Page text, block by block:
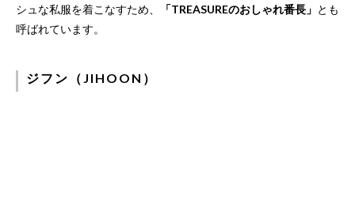
シュな私服を着こなすため、
「TREASUREのおしゃれ番長」 とも
呼ばれています。
ジフン（JIHOON）